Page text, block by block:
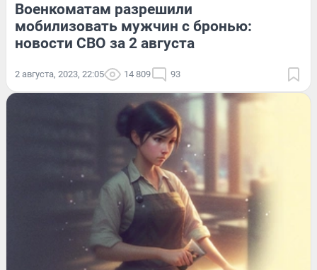
Военкоматам разрешили
мобилизовать мужчин с бронью:
новости СВО за 2 августа
2 августа, 2023, 22:05 14 809 93